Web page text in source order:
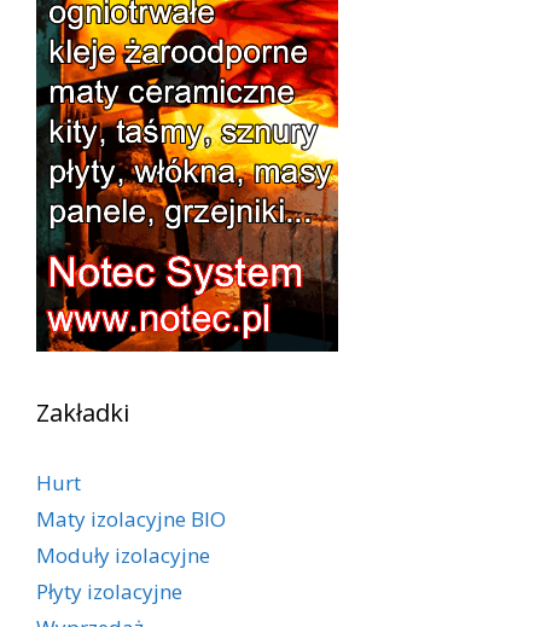
Zakładki
Hurt
Maty izolacyjne BIO
Moduły izolacyjne
Płyty izolacyjne